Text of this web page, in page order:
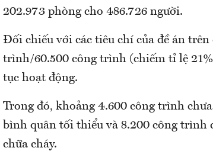
202.973 phòng cho 486.726 người.
Đối chiếu với các tiêu chí của đề án trên
trình/60.500 công trình (chiếm tỉ lệ
tục hoạt động.
Trong đó, khoảng 4.600 công trình
bình quân tối thiểu và 8.200 công trình
chữa cháy.